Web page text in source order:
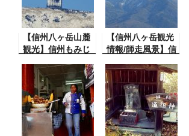
猿公苑へ行ってき
ました。ところ
が！
【信州八ヶ岳山麓
観光】信州もみじ
色と八ヶ岳風景な
ど、気象庁車山山
頂レーダーも写っ
てるよ
【信州八ヶ岳観光
情報/師走風景】信
央から山梨県にま
たがる八ヶ岳連邦
があります。師走
のある日の風景で
す。